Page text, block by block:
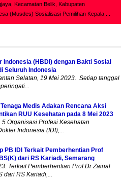
Kecamatan Belik, Kabupaten
(Musdes) Sosialisasi Pemilihan Kepala ...
Indonesia (HBDI) dengan Bakti Sosial
Seluruh Indonesia
Selatan, 19 Mei 2023. Setiap tanggal
Medis Adakan Rencana Aksi
RUU Kesehatan pada 8 Mei 2023
Organisasi Profesi Kesehatan
Indonesia (IDI),...
PB IDI Terkait Pemberhentian Prof
dari RS Kariadi, Semarang
Terkait Pemberhentian Prof Dr Zainal
dari RS Kariadi,...